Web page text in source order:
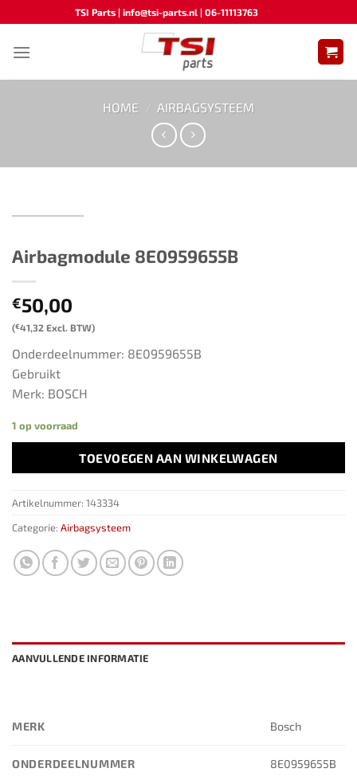
naar
inhoud
TSI Parts | info@tsi-parts.nl | 06-11113763
HOME / AIRBAGSYSTEEM
Airbagmodule ​​8E0959655B​ ​​​
€50,00
(€41,32 Excl. BTW)
Onderdeelnummer: 8E0959655B
Gebruikt
Merk: BOSCH
1 op voorraad
TOEVOEGEN AAN WINKELWAGEN
Artikelnummer: 143334
Categorie: Airbagsysteem
AANVULLENDE INFORMATIE
MERK Bosch
ONDERDEELNUMMER 8E0959655B